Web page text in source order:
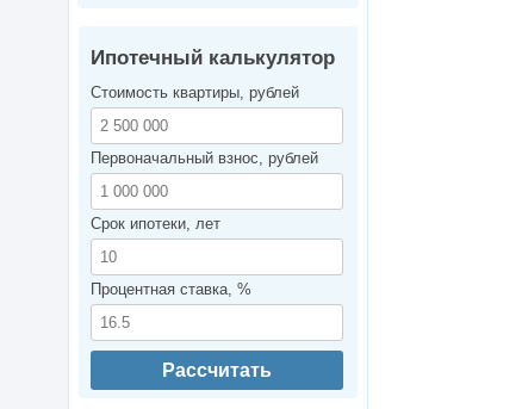
Ипотечный калькулятор
Стоимость квартиры, рублей
Первоначальный взнос, рублей
Срок ипотеки, лет
Процентная ставка, %
Рассчитать